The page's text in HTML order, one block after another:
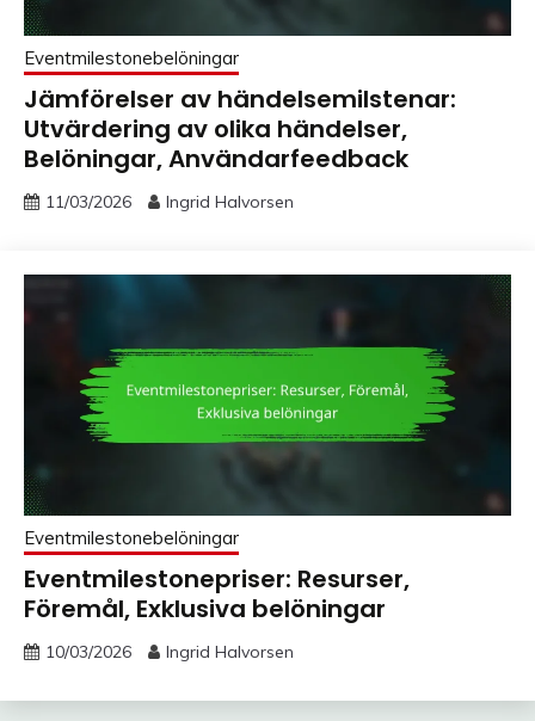
Eventmilestonebelöningar
Jämförelser av händelsemilstenar:
Utvärdering av olika händelser,
Belöningar, Användarfeedback
11/03/2026 Ingrid Halvorsen
Eventmilestonebelöningar
Eventmilestonepriser: Resurser,
Föremål, Exklusiva belöningar
10/03/2026 Ingrid Halvorsen